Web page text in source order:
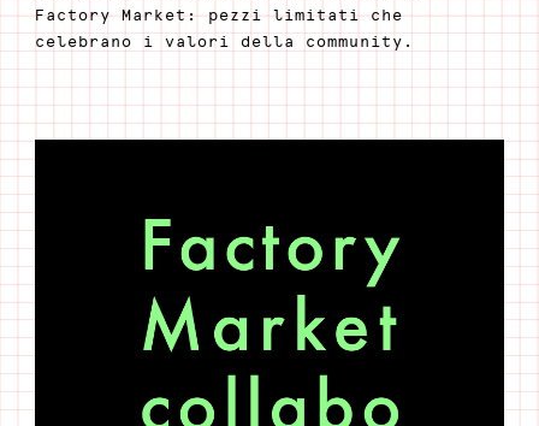
Factory Market: pezzi limitati che
celebrano i valori della community.